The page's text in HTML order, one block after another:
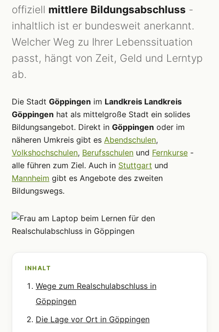
offiziell mittlere Bildungsabschluss -
inhaltlich ist er bundesweit anerkannt.
Welcher Weg zu Ihrer Lebenssituation
passt, hängt von Zeit, Geld und Lerntyp
ab.
Die Stadt Göppingen im Landkreis Landkreis
Göppingen hat als mittelgroße Stadt ein solides
Bildungsangebot. Direkt in Göppingen oder im
näheren Umkreis gibt es Abendschulen,
Volkshochschulen, Berufsschulen und Fernkurse -
alle führen zum Ziel. Auch in Stuttgart und
Mannheim gibt es Angebote des zweiten
Bildungswegs.
INHALT
Wege zum Realschulabschluss in
Göppingen
Die Lage vor Ort in Göppingen